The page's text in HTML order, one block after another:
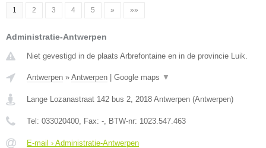
1 2 3 4 5 » »»
Administratie-Antwerpen
Niet gevestigd in de plaats Arbrefontaine en in de provincie Luik.
Antwerpen » Antwerpen Google maps ▼
Lange Lozanastraat 142 bus 2, 2018 Antwerpen (Antwerpen)
Tel: 033020400, Fax: -, BTW-nr: 1023.547.463
E-mail › Administratie-Antwerpen